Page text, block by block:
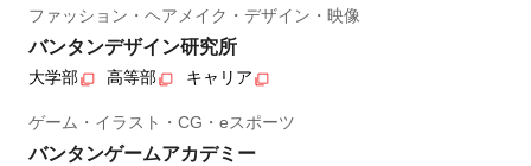
ファッション・ヘアメイク・デザイン・映像
バンタンデザイン研究所
大学部 高等部 キャリア
ゲーム・イラスト・CG・eスポーツ
バンタンゲームアカデミー